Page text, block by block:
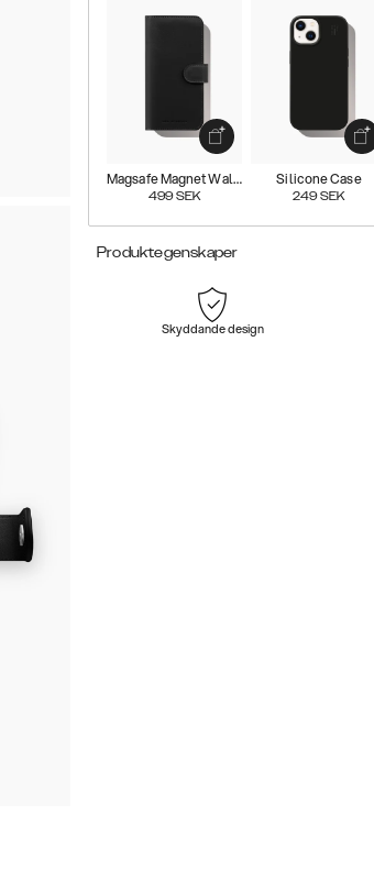
Magsafe Magnet Wallet+
499 SEK
Silicone Case
249 SEK
Produktegenskaper
Skyddande design